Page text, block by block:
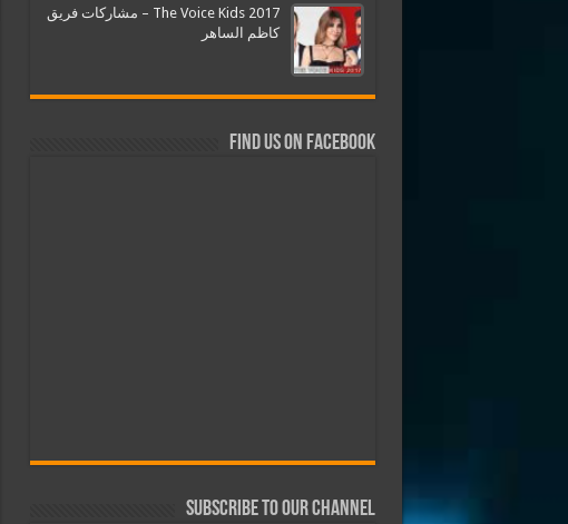
The Voice Kids 2017 – مشاركات فريق
كاظم الساهر
Find us on Facebook
Subscribe to our Channel